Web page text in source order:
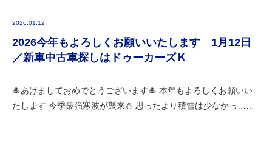
2026.01.12
2026今年もよろしくお願いいたします 1月12日
／新車中古車探しはドゥーカーズＫ
🎍あけましておめでとうございます🎍 本年もよろしくお願いい
たします 今季最強寒波が襲来⛄ 思ったより積雪は少なかっ……